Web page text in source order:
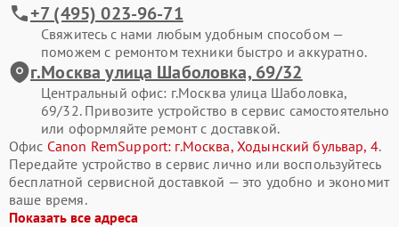
+7 (495) 023-96-71
Свяжитесь с нами любым удобным способом —
поможем с ремонтом техники быстро и аккуратно.
г.Москва улица Шаболовка, 69/32
Центральный офис: г.Москва улица Шаболовка,
69/32. Привозите устройство в сервис самостоятельно
или оформляйте ремонт с доставкой.
Офис Canon RemSupport: г.Москва, Ходынский бульвар, 4.
Передайте устройство в сервис лично или воспользуйтесь
бесплатной сервисной доставкой — это удобно и экономит
ваше время.
Показать все адреса